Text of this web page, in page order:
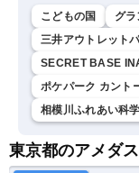
こどもの国 グ
三井アウトレット
SECRET BASE
ポケパーク カント
相模川ふれあい科
東京都のアメダ